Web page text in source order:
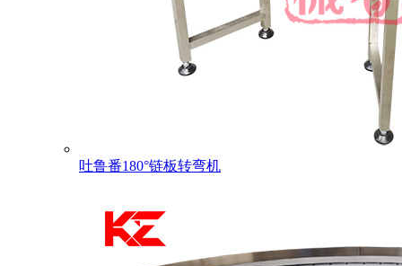
吐鲁番180°链板转弯机